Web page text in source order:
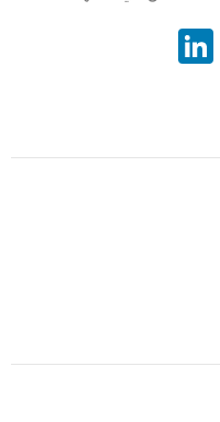
Reddit